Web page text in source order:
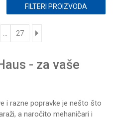
FILTERI PROIZVODA
... 27
- za vaše
i razne popravke je nešto što
a naročito mehaničari i